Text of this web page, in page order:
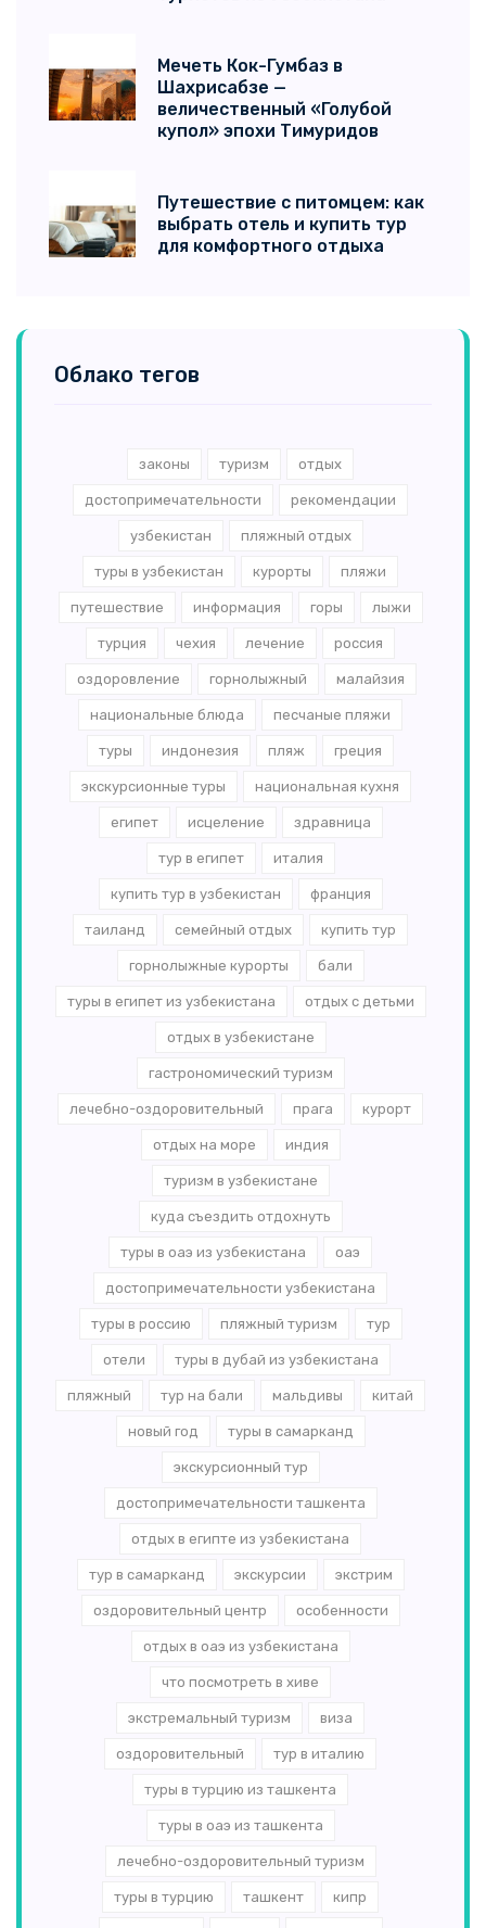
Мечеть Кок-Гумбаз в
Шахрисабзе —
величественный «Голубой
купол» эпохи Тимуридов
Путешествие с питомцем: как
выбрать отель и купить тур
для комфортного отдыха
Облако тегов
законы туризм отдых
достопримечательности рекомендации
узбекистан пляжный отдых
туры в узбекистан курорты пляжи
путешествие информация горы лыжи
турция чехия лечение россия
оздоровление горнолыжный малайзия
национальные блюда песчаные пляжи
туры индонезия пляж греция
экскурсионные туры национальная кухня
египет исцеление здравница
тур в египет италия
купить тур в узбекистан франция
таиланд семейный отдых купить тур
горнолыжные курорты бали
туры в египет из узбекистана отдых с детьми
отдых в узбекистане
гастрономический туризм
лечебно-оздоровительный прага курорт
отдых на море индия
туризм в узбекистане
куда съездить отдохнуть
туры в оаэ из узбекистана оаэ
достопримечательности узбекистана
туры в россию пляжный туризм тур
отели туры в дубай из узбекистана
пляжный тур на бали мальдивы китай
новый год туры в самарканд
экскурсионный тур
достопримечательности ташкента
отдых в египте из узбекистана
тур в самарканд экскурсии экстрим
оздоровительный центр особенности
отдых в оаэ из узбекистана
что посмотреть в хиве
экстремальный туризм виза
оздоровительный тур в италию
туры в турцию из ташкента
туры в оаэ из ташкента
лечебно-оздоровительный туризм
туры в турцию ташкент кипр